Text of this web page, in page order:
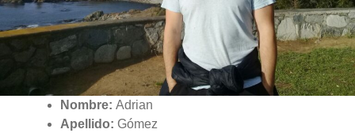
Nombre: Adrian
Apellido: Gómez